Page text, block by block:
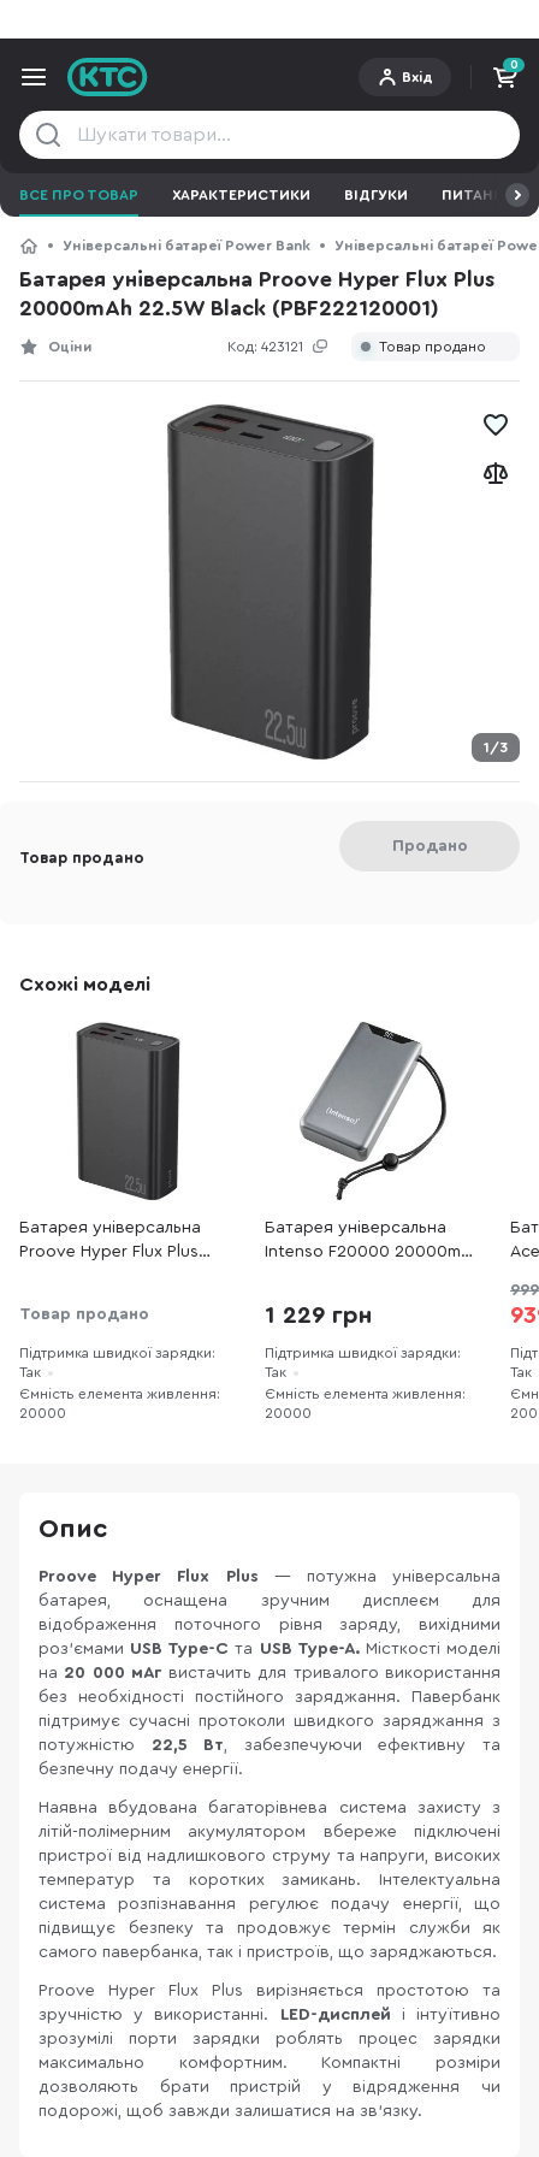
Вхід
0
ВСЕ ПРО ТОВАР ХАРАКТЕРИСТИКИ ВІДГУКИ ПИТАННЯ ТА
Універсальні батареї Power Bank Універсальні батареї
Батарея універсальна Proove Hyper Flux Plus
20000mAh 22.5W Black (PBF222120001)
Код: 423121
Оціни Товар продано
1/3
Товар продано
Продано
Схожі моделі
Батарея універсальна
Proove Hyper Flux Plus
Товар продано
Підтримка швидкої зарядки:
Так
Ємність елемента живлення:
20000
Батарея універсальна
Intenso F20000 20000mAh
1 229 грн
Підтримка швидкої зарядки:
Так
Ємність елемента живлення:
20000
999
Так
Опис
Proove Hyper Flux Plus — потужна універсальна
батарея, оснащена зручним дисплеєм для
відображення поточного рівня заряду, вихідними
роз'ємами USB Type-Cта USB Type-A.Місткості моделі
на 20 000 мАг вистачить для тривалого використання
без необхідності постійного заряджання. Павербанк
підтримує сучасні протоколи швидкого заряджання з
потужністю 22,5 Вт, забезпечуючи ефективну та
безпечну подачу енергії.
Наявна вбудована багаторівнева система захисту з
літій-полімерним акумулятором вбереже підключені
пристрої від надлишкового струму та напруги, високих
температур та коротких замикань. Інтелектуальна
система розпізнавання регулює подачу енергії, що
підвищує безпеку та продовжує термін служби як
самого павербанка, так і пристроїв, що заряджаються.
Proove Hyper Flux Plus вирізняється простотою та
зручністю у використанні. LED-дисплей і інтуїтивно
зрозумілі порти зарядки роблять процес зарядки
максимально комфортним. Компактні розміри
дозволяють брати пристрій у відрядження чи
подорожі, щоб завжди залишатися на зв'язку.